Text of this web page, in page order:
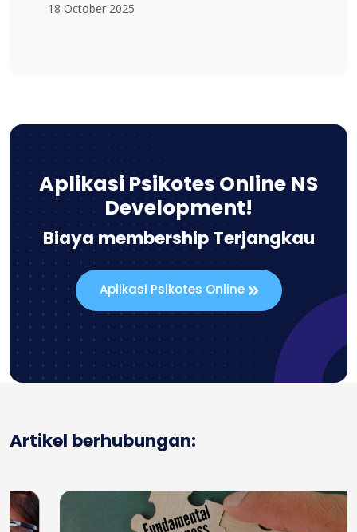
18 October 2025
Aplikasi Psikotes Online NS
Development!
Biaya membership Terjangkau
Aplikasi Psikotes Online
Artikel berhubungan: